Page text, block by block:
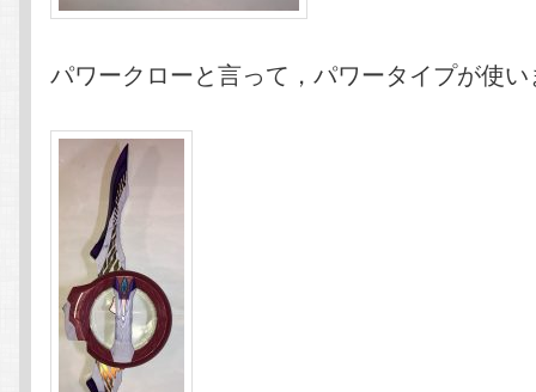
パワークローと言って，パワータイプが使